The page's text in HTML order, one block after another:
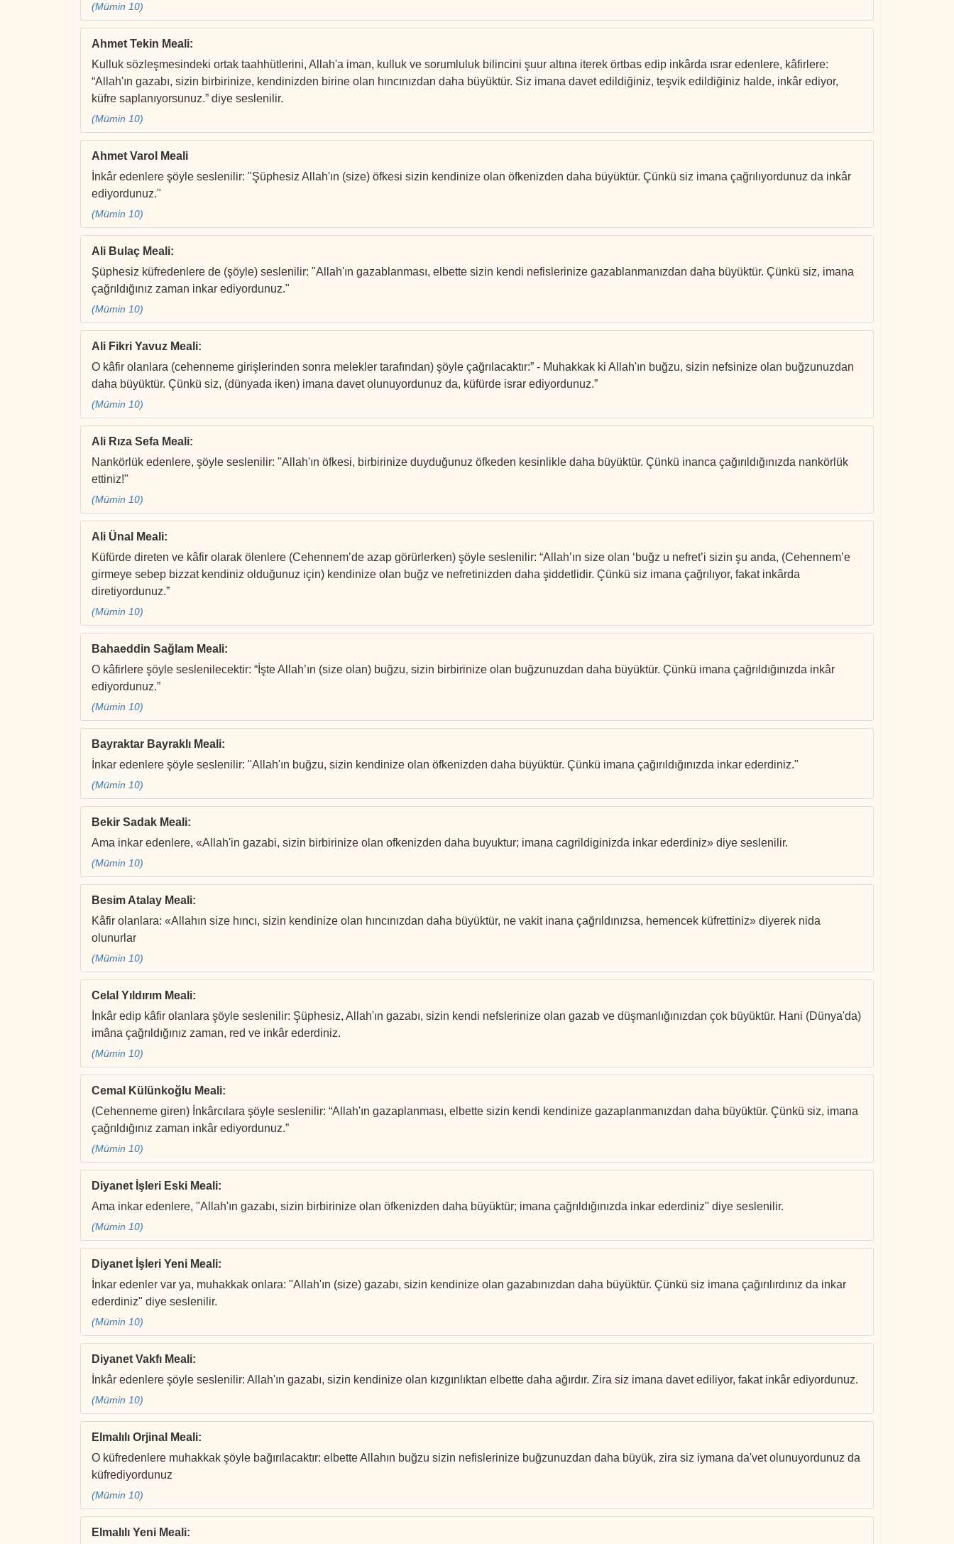
(Mümin 10)
Ahmet Tekin Meali:
Kulluk sözleşmesindeki ortak taahhütlerini, Allah'a iman, kulluk ve sorumluluk bilincini şuur altına iterek örtbas edip inkârda ısrar edenlere, kâfirlere:
“Allah'ın gazabı, sizin birbirinize, kendinizden birine olan hıncınızdan daha büyüktür. Siz imana davet edildiğiniz, teşvik edildiğiniz halde, inkâr ediyor,
küfre saplanıyorsunuz.” diye seslenilir.
(Mümin 10)
Ahmet Varol Meali
İnkâr edenlere şöyle seslenilir: "Şüphesiz Allah'ın (size) öfkesi sizin kendinize olan öfkenizden daha büyüktür. Çünkü siz imana çağrılıyordunuz da inkâr
ediyordunuz."
(Mümin 10)
Ali Bulaç Meali:
Şüphesiz küfredenlere de (şöyle) seslenilir: "Allah'ın gazablanması, elbette sizin kendi nefislerinize gazablanmanızdan daha büyüktür. Çünkü siz, imana
çağrıldığınız zaman inkar ediyordunuz."
(Mümin 10)
Ali Fikri Yavuz Meali:
O kâfir olanlara (cehenneme girişlerinden sonra melekler tarafından) şöyle çağrılacaktır:” - Muhakkak ki Allah'ın buğzu, sizin nefsinize olan buğzunuzdan
daha büyüktür. Çünkü siz, (dünyada iken) imana davet olunuyordunuz da, küfürde israr ediyordunuz.”
(Mümin 10)
Ali Rıza Sefa Meali:
Nankörlük edenlere, şöyle seslenilir: "Allah'ın öfkesi, birbirinize duyduğunuz öfkeden kesinlikle daha büyüktür. Çünkü inanca çağırıldığınızda nankörlük
ettiniz!"
(Mümin 10)
Ali Ünal Meali:
Küfürde direten ve kâfir olarak ölenlere (Cehennem’de azap görürlerken) şöyle seslenilir: “Allah’ın size olan ‘buğz u nefret’i sizin şu anda, (Cehennem’e
girmeye sebep bizzat kendiniz olduğunuz için) kendinize olan buğz ve nefretinizden daha şiddetlidir. Çünkü siz imana çağrılıyor, fakat inkârda
diretiyordunuz.”
(Mümin 10)
Bahaeddin Sağlam Meali:
O kâfirlere şöyle seslenilecektir: “İşte Allah’ın (size olan) buğzu, sizin birbirinize olan buğzunuzdan daha büyüktür. Çünkü imana çağrıldığınızda inkâr
ediyordunuz.”
(Mümin 10)
Bayraktar Bayraklı Meali:
İnkar edenlere şöyle seslenilir: "Allah'ın buğzu, sizin kendinize olan öfkenizden daha büyüktür. Çünkü imana çağırıldığınızda inkar ederdiniz."
(Mümin 10)
Bekir Sadak Meali:
Ama inkar edenlere, «Allah'in gazabi, sizin birbirinize olan ofkenizden daha buyuktur; imana cagrildiginizda inkar ederdiniz» diye seslenilir.
(Mümin 10)
Besim Atalay Meali:
Kâfir olanlara: «Allahın size hıncı, sizin kendinize olan hıncınızdan daha büyüktür, ne vakit inana çağrıldınızsa, hemencek küfrettiniz» diyerek nida
olunurlar
(Mümin 10)
Celal Yıldırım Meali:
İnkâr edip kâfir olanlara şöyle seslenilir: Şüphesiz, Allah'ın gazabı, sizin kendi nefslerinize olan gazab ve düşmanlığınızdan çok büyüktür. Hani (Dünya'da)
imâna çağrıldığınız zaman, red ve inkâr ederdiniz.
(Mümin 10)
Cemal Külünkoğlu Meali:
(Cehenneme giren) İnkârcılara şöyle seslenilir: “Allah'ın gazaplanması, elbette sizin kendi kendinize gazaplanmanızdan daha büyüktür. Çünkü siz, imana
çağrıldığınız zaman inkâr ediyordunuz.”
(Mümin 10)
Diyanet İşleri Eski Meali:
Ama inkar edenlere, "Allah'ın gazabı, sizin birbirinize olan öfkenizden daha büyüktür; imana çağrıldığınızda inkar ederdiniz" diye seslenilir.
(Mümin 10)
Diyanet İşleri Yeni Meali:
İnkar edenler var ya, muhakkak onlara: "Allah'ın (size) gazabı, sizin kendinize olan gazabınızdan daha büyüktür. Çünkü siz imana çağırılırdınız da inkar
ederdiniz" diye seslenilir.
(Mümin 10)
Diyanet Vakfı Meali:
İnkâr edenlere şöyle seslenilir: Allah'ın gazabı, sizin kendinize olan kızgınlıktan elbette daha ağırdır. Zira siz imana davet ediliyor, fakat inkâr ediyordunuz.
(Mümin 10)
Elmalılı Orjinal Meali:
O küfredenlere muhakkak şöyle bağırılacaktır: elbette Allahın buğzu sizin nefislerinize buğzunuzdan daha büyük, zira siz iymana da'vet olunuyordunuz da
küfrediyordunuz
(Mümin 10)
Elmalılı Yeni Meali: